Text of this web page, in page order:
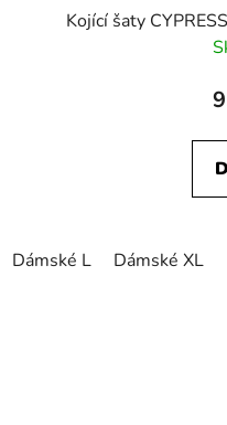
Kojící šaty
Dámské L Dámské XL